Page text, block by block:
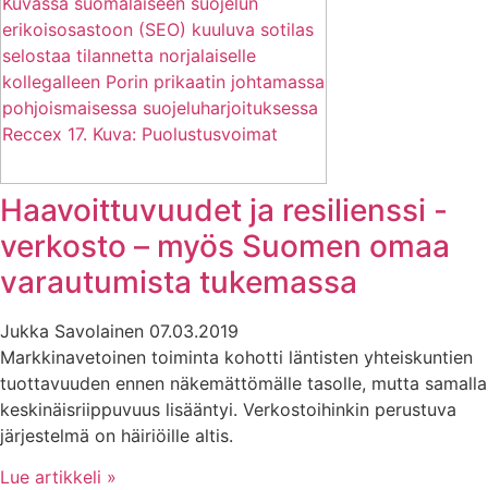
Haavoittuvuudet ja resilienssi -
verkosto – myös Suomen omaa
varautumista tukemassa
Jukka Savolainen 07.03.2019
Markkinavetoinen toiminta kohotti läntisten yhteiskuntien
tuottavuuden ennen näkemättömälle tasolle, mutta samalla
keskinäisriippuvuus lisääntyi. Verkostoihinkin perustuva
järjestelmä on häiriöille altis.
Lue artikkeli »